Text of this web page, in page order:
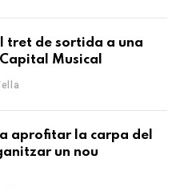
tret de sortida a una
Musical
aprofitar la carpa del
un nou